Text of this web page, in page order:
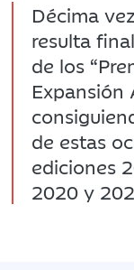
Décima
resulta
de los
Expansión
de estas
ediciones
2020 y